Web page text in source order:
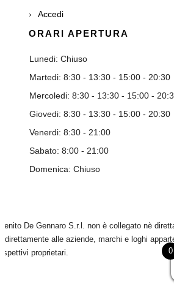
Accedi
ORARI APERTURA
Lunedi: Chiuso
Martedi: 8:30 - 13:30 - 15:00 - 20:30
Mercoledi: 8:30 - 13:30 - 15:00 -
Giovedi: 8:30 - 13:30 - 15:00 - 20:30
Venerdi: 8:30 - 21:00
Sabato: 8:00 - 21:00
Domenica: Chiuso
De Gennaro S.r.l. non è collegato nè
alle aziende, marchi e loghi
proprietari.
0